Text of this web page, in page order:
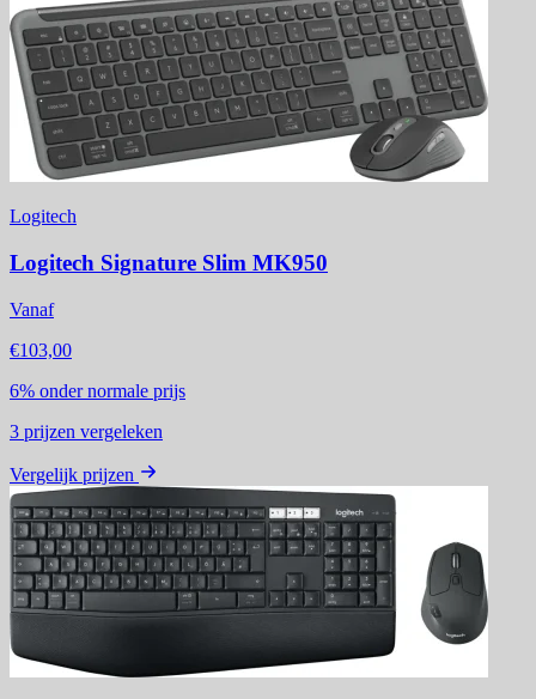
Logitech
Logitech Signature Slim MK950
Vanaf
€103,00
6% onder normale prijs
3 prijzen vergeleken
Vergelijk prijzen